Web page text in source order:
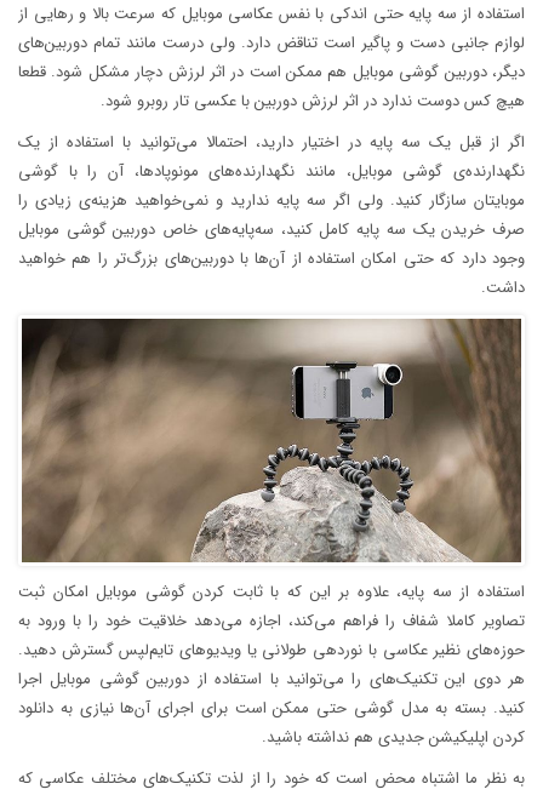
استفاده از سه پایه حتی اندکی با نفس عکاسی موبایل که سرعت بالا و رهایی از
لوازم جانبی دست و پاگیر است تناقض دارد. ولی درست مانند تمام دوربین‌های
دیگر، دوربین گوشی موبایل هم ممکن است در اثر لرزش دچار مشکل شود. قطعا
هیچ کس دوست ندارد در اثر لرزش دوربین با عکسی تار روبرو شود.
اگر از قبل یک سه پایه در اختیار دارید، احتمالا می‌توانید با استفاده از یک
نگهدارنده‌ی گوشی موبایل، مانند نگهدارنده‌های مونوپادها، آن را با گوشی
موبایتان سازگار کنید. ولی اگر سه پایه ندارید و نمی‌خواهید هزینه‌ی زیادی را
صرف خریدن یک سه پایه کامل کنید، سه‌پایه‌های خاص دوربین گوشی موبایل
وجود دارد که حتی امکان استفاده از آن‌ها با دوربین‌های بزرگ‌تر را هم خواهید
داشت.
استفاده از سه پایه، علاوه بر این که با ثابت کردن گوشی موبایل امکان ثبت
تصاویر کاملا شفاف را فراهم می‌کند، اجازه می‌دهد خلاقیت خود را با ورود به
حوزه‌های نظیر عکاسی با نوردهی طولانی یا ویدیوهای تایم‌لپس گسترش دهید.
هر دوی این تکنیک‌های را می‌توانید با استفاده از دوربین گوشی موبایل اجرا
کنید. بسته به مدل گوشی حتی ممکن است برای اجرای آن‌ها نیازی به دانلود
کردن اپلیکیشن جدیدی هم نداشته باشید.
به نظر ما اشتباه محض است که خود را از لذت تکنیک‌های مختلف عکاسی که